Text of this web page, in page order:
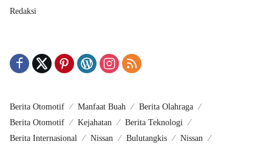
Redaksi
Berita Otomotif Manfaat Buah
Berita Olahraga
Berita Otomotif
Kejahatan
Berita Teknologi
Berita Internasional
Nissan Bulutangkis Nissan